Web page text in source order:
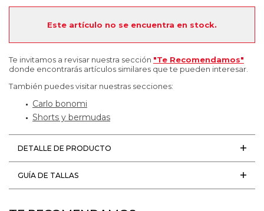
Este artículo no se encuentra en stock.
Te invitamos a revisar nuestra sección "Te Recomendamos"
donde encontrarás artículos similares que te pueden interesar.
También puedes visitar nuestras secciones:
Carlo bonomi
Shorts y bermudas
DETALLE DE PRODUCTO
GUÍA DE TALLAS